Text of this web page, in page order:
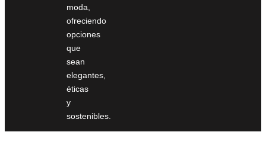
moda,
ofreciendo
opciones
que
sean
elegantes,
éticas
y
sostenibles.